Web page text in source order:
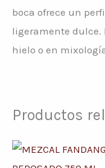
boca ofrece un
ligeramente dulce.
hielo o en
Productos